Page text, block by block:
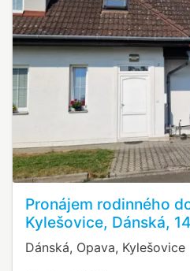
Pronájem rodinného
Kylešovice, Dánská,
Dánská, Opava, Kylešovice